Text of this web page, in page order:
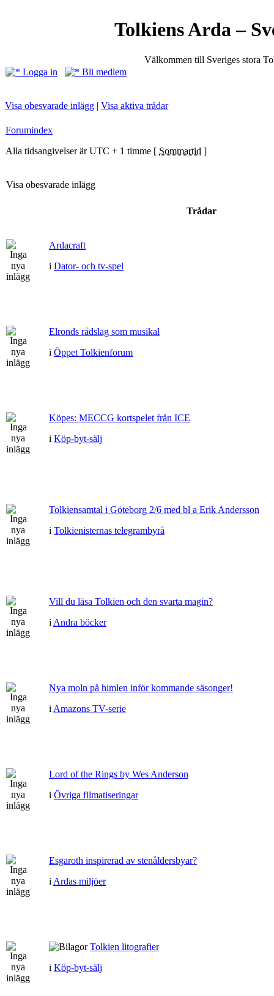
Tolkiens Arda –
Välkommen till Sveriges stora
Logga in
Bli medlem
Visa obesvarade inlägg | Visa aktiva trådar
Forumindex
Alla tidsangivelser är UTC + 1 timme [ Sommartid ]
Visa obesvarade inlägg
Trådar
Ardacraft
i Dator- och tv-spel
Elronds rådslag som musikal
i Öppet Tolkienforum
Köpes: MECCG kortspelet från ICE
i Köp-byt-sälj
Tolkiensamtal i Göteborg 2/6 med bl a Erik Andersson
i Tolkienisternas telegrambyrå
Vill du läsa Tolkien och den svarta magin?
i Andra böcker
Nya moln på himlen inför kommande säsonger!
i Amazons TV-serie
Lord of the Rings by Wes Anderson
i Övriga filmatiseringar
Esgaroth inspirerad av stenåldersbyar?
i Ardas miljöer
Tolkien litografier
i Köp-byt-sälj